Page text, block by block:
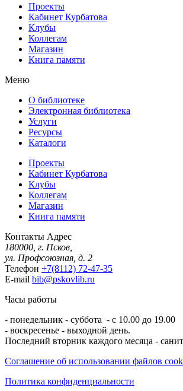
Проекты
Кабинет Курбатова
Клубы
Коллегам
Магазин
Книга памяти
Меню
О библиотеке
Электронная библиотека
Услуги
Ресурсы
Каталоги
Проекты
Кабинет Курбатова
Клубы
Коллегам
Магазин
Книга памяти
Контакты Адрес
180000, г. Псков,
ул. Профсоюзная, д. 2
Телефон +7(8112) 72-47-35
E-mail bib@pskovlib.ru
Часы работы
- понедельник - суббота - с 10.00 до 19.00
- воскресенье - выходной день.
Последний вторник каждого месяца -
Соглашение об использовании файлов
Политика конфиденциальности